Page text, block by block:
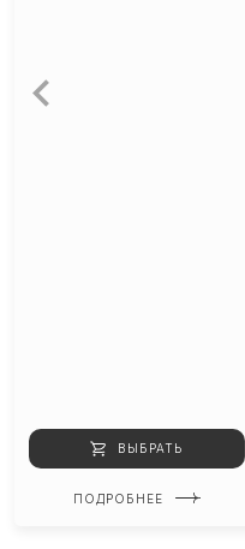
ВЫБРАТЬ
ПОДРОБНЕЕ